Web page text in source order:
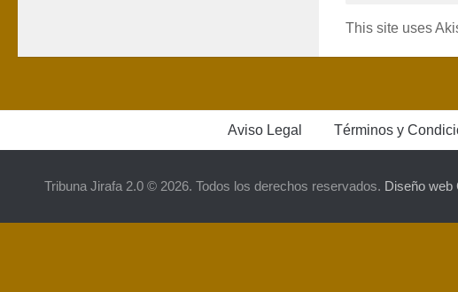
This site uses
Aviso Legal Términos y
Tribuna Jirafa 2.0 © 2026. Todos los derechos reservados. Diseño web